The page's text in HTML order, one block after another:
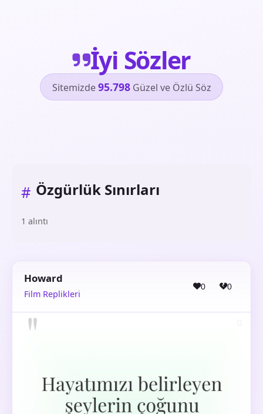
İyi Sözler
Sitemizde95.798Güzel ve Özlü Söz
# Özgürlük Sınırları
1 alıntı
Howard
Film Replikleri
0 0